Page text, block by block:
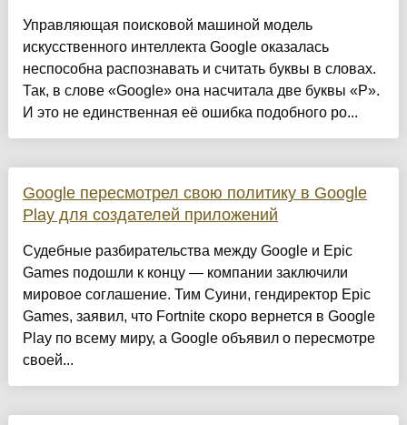
Управляющая поисковой машиной модель
искусственного интеллекта Google оказалась
неспособна распознавать и считать буквы в словах.
Так, в слове «Google» она насчитала две буквы «P».
И это не единственная её ошибка подобного ро...
Google пересмотрел свою политику в Google
Play для создателей приложений
Cудебные разбирательства между Google и Epic
Games подошли к концу — компании заключили
мировое соглашение. Тим Суини, гендиректор Epic
Games, заявил, что Fortnite скоро вернется в Google
Play по всему миру, а Google объявил о пересмотре
своей...